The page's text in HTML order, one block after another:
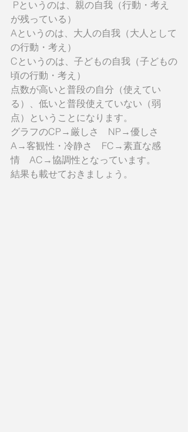
が残っている）
Aというのは、大人の自我（大人として
の行動・考え）
Cというのは、子どもの自我（子どもの
頃の行動・考え）
点数が高いと普段の自分（使えてい
る）、低いと普段使えていない（弱
点）ということになります。
グラフのCP→厳しさ　NP→優しさ
A→客観性・冷静さ　FC→素直な感
情　AC→協調性となっています。
結果も載せておきましょう。